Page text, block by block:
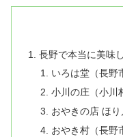
長野で本当に美味
いろは堂（長野
小川の庄（小川
おやきの店 ほり
おやき村（長野